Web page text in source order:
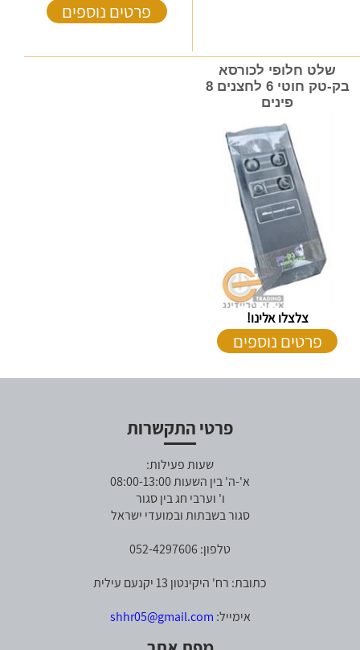
פרטים נוספים
שלט חלופי לכורסא
בק-טק חוטי 6 לחצנים 8
פינים
צלצלו אלינו!
פרטים נוספים
פרטי התקשרות
שעות פעילות:
א'-ה' בין השעות 08:00-13:00
ו' וערבי חג בין סגור
סגור בשבתות ובמועדי ישראל
טלפון: 052-4297606
כתובת: רח' היקינטון 13 יקנעם עילית
אימייל: shhr05@gmail.com